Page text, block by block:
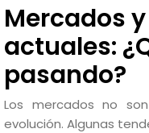
Mercados
actuales:
pasando?
Los mercados no
evolución. Algunas